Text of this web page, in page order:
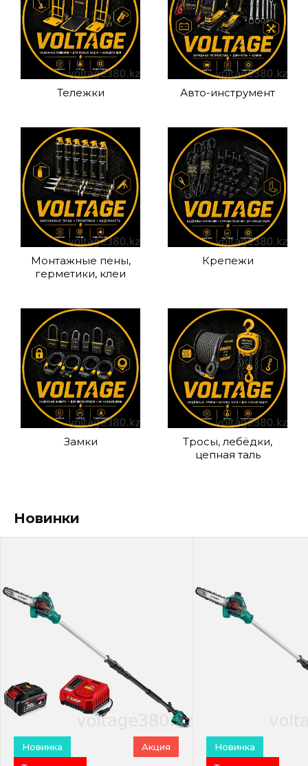
Тележки Авто-инструмент
Монтажные пены,
герметики, клеи
Крепежи
Замки
Тросы, лебёдки,
цепная таль
Новинки
Новинка
Акция
Новинка